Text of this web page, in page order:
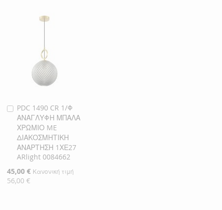
PDC 1490 CR 1/Φ
ΑΝΑΓΛΥΦΗ ΜΠΑΛΑ
ΧΡΩΜΙΟ ME
ΔΙΑΚΟΣΜΗΤΙΚΗ
ΑΝΑΡΤΗΣΗ 1ΧΕ27
ARlight 0084662
Ειδική
Τιμή
45,00 € Κανονική τιμή
56,00 €
Προσθήκη
στο
Καλάθι